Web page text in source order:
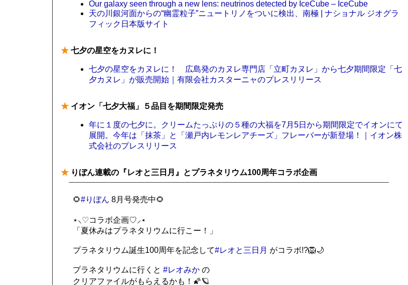
Our galaxy seen through a new lens: neutrinos detected by IceCube – IceCube
天の川銀河面からの“幽霊粒子”ニュートリノをついに検出、南極 | ナショナル ジオグラ
フィック日本版サイト
★ 七夕の星空をカヌレに！
七夕の星空をカヌレに！ 広島発のカヌレ専門店「立町カヌレ」から七夕期間限定「七
夕カヌレ」が販売開始｜有限会社カスターニャのプレスリリース
★ イオン「七夕大福」５品目を期間限定発売
年に１度の七夕に。クリームたっぷりの５種の大福を7月5日から期間限定でイオンにて
展開。今年は「抹茶」と「瀬戸内レモンレアチーズ」フレーバーが新登場！｜イオン株
式会社のプレスリリース
★ りぼん連載の『レオと三日月』とプラネタリウム100周年コラボ企画
🌻#りぼん 8月号発売中🌻
⋆⸜♡コラボ企画♡⸝⋆
「夏休みはプラネタリウムに行こー！」
プラネタリウム誕生100周年を記念して#レオと三日月 がコラボ!?🦁🌙
プラネタリウムに行くと #レオみか の
クリアファイルがもらえるかも！🌠🪐